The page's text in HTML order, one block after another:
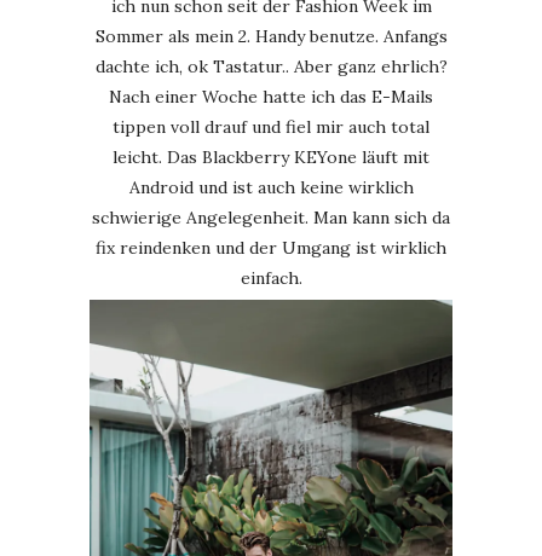
ich nun schon seit der Fashion Week im
Sommer als mein 2. Handy benutze. Anfangs
dachte ich, ok Tastatur.. Aber ganz ehrlich?
Nach einer Woche hatte ich das E-Mails
tippen voll drauf und fiel mir auch total
leicht. Das Blackberry KEYone läuft mit
Android und ist auch keine wirklich
schwierige Angelegenheit. Man kann sich da
fix reindenken und der Umgang ist wirklich
einfach.